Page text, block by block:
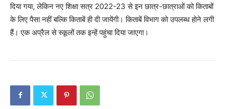
दिया गया, लेकिन नए शिक्षा सत्र 2022-23 से इन छात्र-छात्राओं को किताबों
के लिए पैसा नहीं बल्कि किताबें ही दी जायेंगी। किताबें विभाग को उपलब्ध होने लगी
हैं। एक अप्रैल से स्कूलों तक इन्हें पहुंचा दिया जाएगा।